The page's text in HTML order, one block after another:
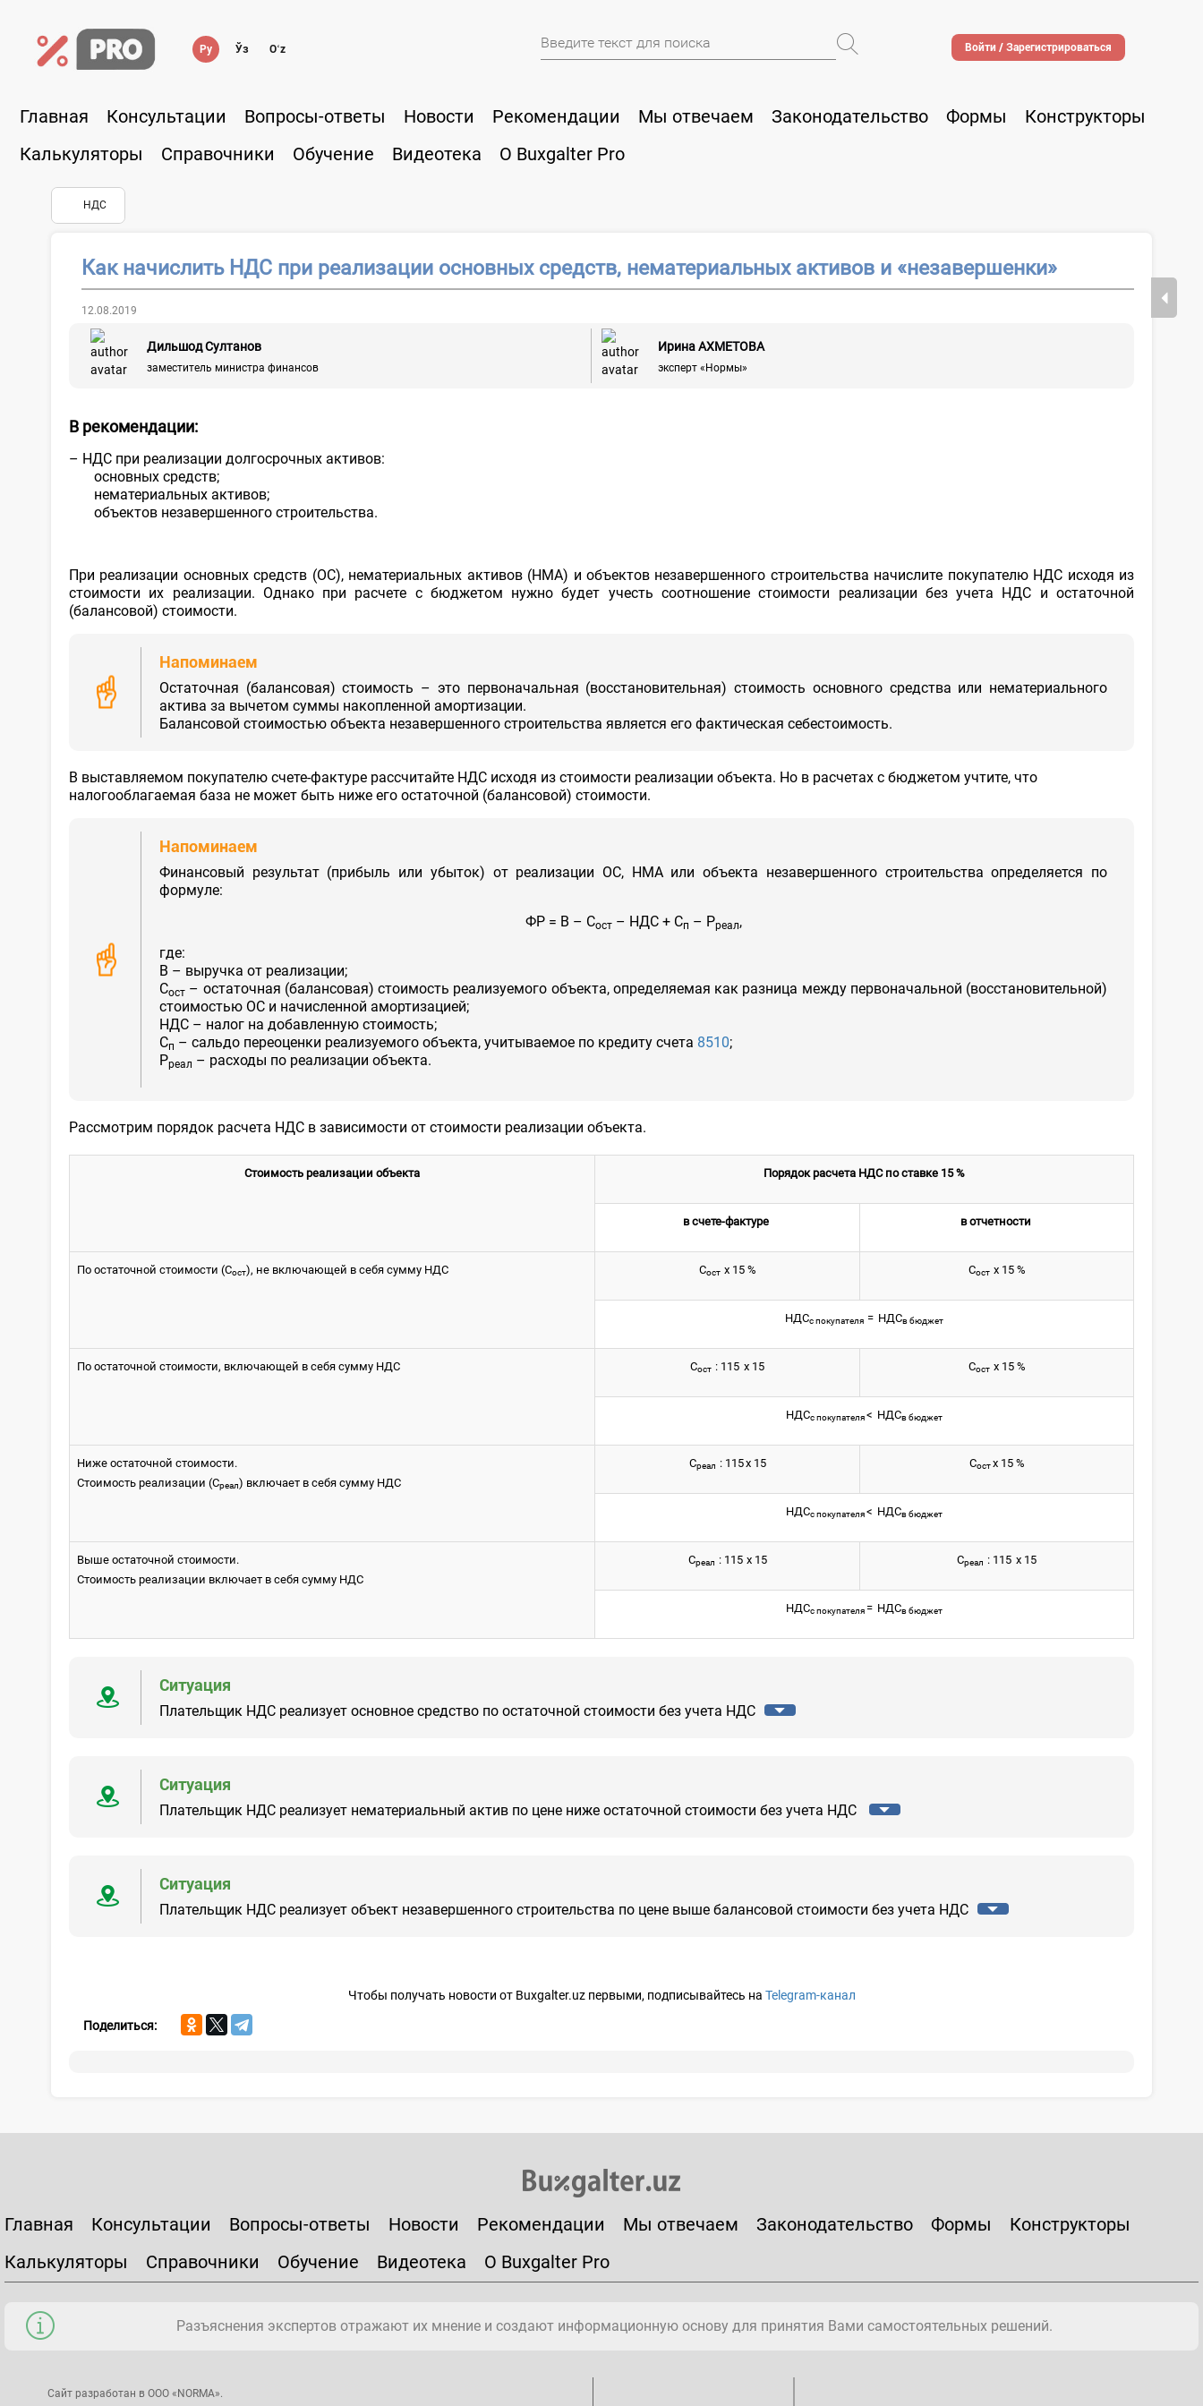
Ру Ўз Oʻz Войти / Зарегистрироваться
Главная Консультации Вопросы-ответы Новости Рекомендации Мы отвечаем Законодательство Формы
Конструкторы
Калькуляторы
Справочники Обучение Видеотека О Buxgalter Pro
НДС
Как начислить НДС при реализации основных средств, нематериальных активов и «незавершенки»
12.08.2019
Дильшод Султанов
заместитель министра финансов
Ирина АХМЕТОВА
эксперт «Нормы»
В рекомендации:
– НДС при реализации долгосрочных активов:
основных средств;
нематериальных активов;
объектов незавершенного строительства.
При реализации основных средств (ОС), нематериальных активов (НМА) и объектов незавершенного строительства начислите покупателю НДС исходя из
стоимости их реализации. Однако при расчете с бюджетом нужно будет учесть соотношение стоимости реализации без учета НДС и остаточной
(балансовой) стоимости.
Напоминаем
Остаточная (балансовая) стоимость – это первоначальная (восстановительная) стоимость основного средства или нематериального
актива за вычетом суммы накопленной амортизации.
Балансовой стоимостью объекта незавершенного строительства является его фактическая себестоимость.
В выставляемом покупателю счете-фактуре рассчитайте НДС исходя из стоимости реализации объекта. Но в расчетах с бюджетом учтите, что
налогооблагаемая база не может быть ниже его остаточной (балансовой) стоимости.
Напоминаем
Финансовый результат (прибыль или убыток) от реализации ОС, НМА или объекта незавершенного строительства определяется по
формуле:
ФР = В – Сост– НДС + Сп – Рреал,
где:
В – выручка от реализации;
Сост – остаточная (балансовая) стоимость реализуемого объекта, определяемая как разница между первоначальной (восстановительной)
стоимостью ОС и начисленной амортизацией;
НДС – налог на добавленную стоимость;
Сп – сальдо переоценки реализуемого объекта, учитываемое по кредиту счета 8510;
Рреал – расходы по реализации объекта.
Рассмотрим порядок расчета НДС в зависимости от стоимости реализации объекта.
Стоимость реализации объекта Порядок расчета НДС по ставке 15 %
в счете-фактуре в отчетности
По остаточной стоимости (Сост), не включающей в себя сумму НДС Сост х 15 % Сост х 15 %
НДСс покупателя = НДСв бюджет
По остаточной стоимости, включающей в себя сумму НДС Сост : 115 х 15 Сост х 15 %
НДСс покупателя< НДСв бюджет
Ниже остаточной стоимости.
Стоимость реализации (Среал) включает в себя сумму НДС
Среал : 115х 15 Состх 15 %
НДСс покупателя< НДСв бюджет
Выше остаточной стоимости.
Стоимость реализации включает в себя сумму НДС
Среал : 115 х 15 Среал : 115 х 15
НДСс покупателя = НДСв бюджет
Ситуация
Плательщик НДС реализует основное средство по остаточной стоимости без учета НДС
Ситуация
Плательщик НДС реализует нематериальный актив по цене ниже остаточной стоимости без учета НДС
Ситуация
Плательщик НДС реализует объект незавершенного строительства по цене выше балансовой стоимости без учета НДС
Чтобы получать новости от Buxgalter.uz первыми, подписывайтесь на Telegram-канал
Поделиться:
Главная Консультации Вопросы-ответы Новости Рекомендации Мы отвечаем Законодательство Формы
Конструкторы
Калькуляторы
Справочники Обучение Видеотека О Buxgalter Pro
Разъяснения экспертов отражают их мнение и создают информационную основу для принятия Вами самостоятельных решений.
Сайт разработан в ООО «NORMA».